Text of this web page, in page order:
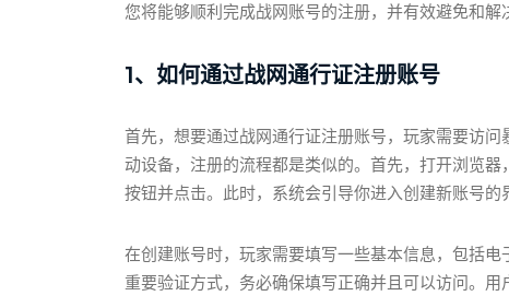
您将能够顺利完成战网账号的注册，并有效避免和解
1、如何通过战网通行证注册账号
首先，想要通过战网通行证注册账号，玩家需要访
动设备，注册的流程都是类似的。首先，打开浏览
按钮并点击。此时，系统会引导你进入创建新账号的
在创建账号时，玩家需要填写一些基本信息，包括
重要验证方式，务必确保填写正确并且可以访问。